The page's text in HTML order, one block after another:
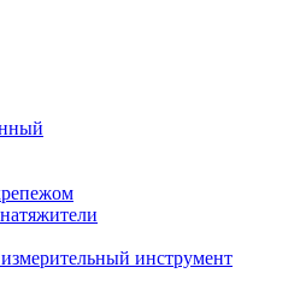
инструмент